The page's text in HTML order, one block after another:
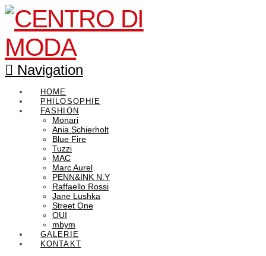
Navigation
HOME
PHILOSOPHIE
FASHION
Monari
Ania Schierholt
Blue Fire
Tuzzi
MAC
Marc Aurel
PENN&INK N.Y
Raffaello Rossi
Jane Lushka
Street One
OUI
mbym
GALERIE
KONTAKT